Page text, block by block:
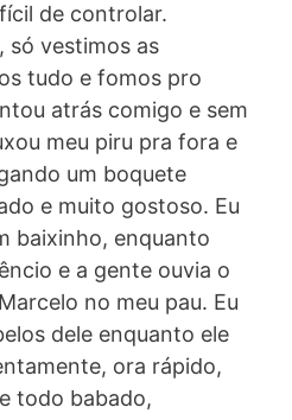
de controlar.
só vestimos as
tudo e fomos pro
atrás comigo e sem
meu piru pra fora e
um boquete
e muito gostoso. Eu
baixinho, enquanto
e a gente ouvia o
no meu pau. Eu
dele enquanto ele
ora rápido,
todo babado,